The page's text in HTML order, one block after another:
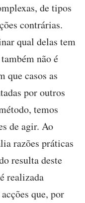
de tipos
contrárias.
qual delas tem
não é
que casos as
por outros
temos
de agir. Ao
razões práticas
resulta deste
realizada
que, por